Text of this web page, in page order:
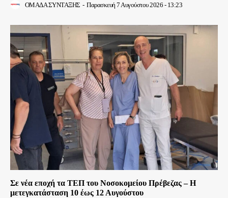
ΟΜΑΔΑ ΣΥΝΤΑΞΗΣ - Παρασκευή 7 Αυγούστου 2026 - 13:23
Σε νέα εποχή τα ΤΕΠ του Νοσοκομείου Πρέβεζας – Η
μετεγκατάσταση 10 έως 12 Αυγούστου